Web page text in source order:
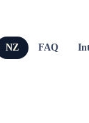
NZ FAQ